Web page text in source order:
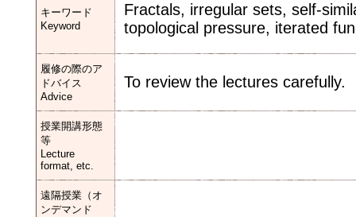
キーワード
Keyword
Fractals, irregular sets, self-
topological pressure, iterated
履修の際のア
ドバイス
Advice
To review the lectures carefully.
授業開講形態
等
Lecture
format, etc.
遠隔授業（オ
ンデマンド